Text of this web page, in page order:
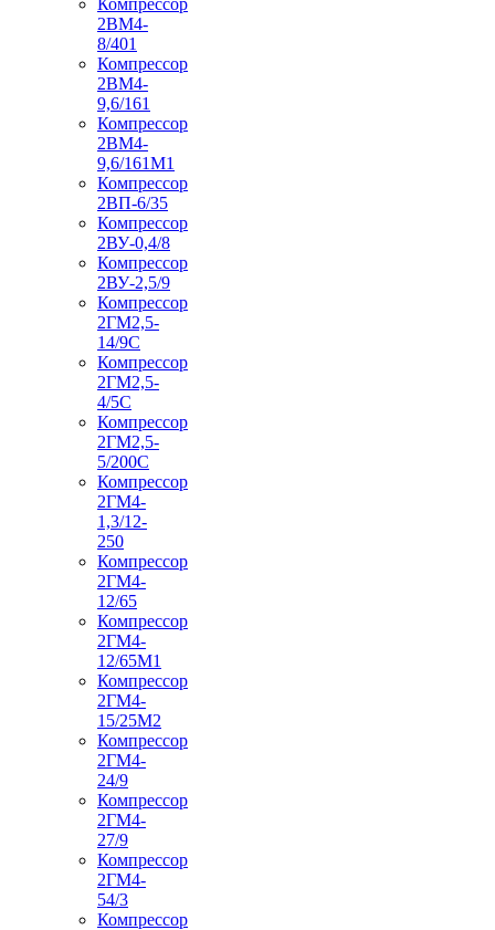
2ВМ4-
8/401
Компрессор
2ВМ4-
9,6/161
Компрессор
2ВМ4-
9,6/161М1
Компрессор
2ВП-6/35
Компрессор
2ВУ-0,4/8
Компрессор
2ВУ-2,5/9
Компрессор
2ГМ2,5-
14/9С
Компрессор
2ГМ2,5-
4/5С
Компрессор
2ГМ2,5-
5/200С
Компрессор
2ГМ4-
1,3/12-
250
Компрессор
2ГМ4-
12/65
Компрессор
2ГМ4-
12/65М1
Компрессор
2ГМ4-
15/25М2
Компрессор
2ГМ4-
24/9
Компрессор
2ГМ4-
27/9
Компрессор
2ГМ4-
54/3
Компрессор